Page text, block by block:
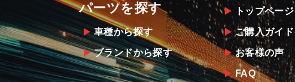
パーツを探す
車種から探す
ブランドから探す
トップページ
ご購入ガイド
お客様の声
FAQ